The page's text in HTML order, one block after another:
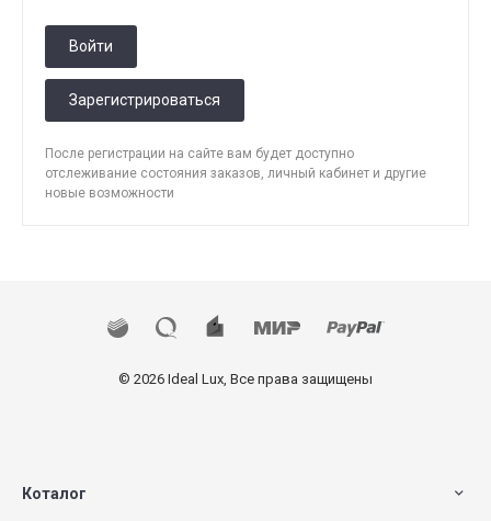
Войти
Зарегистрироваться
После регистрации на сайте вам будет доступно
отслеживание состояния заказов, личный кабинет и другие
новые возможности
© 2026 Ideal Lux, Все права защищены
Коталог